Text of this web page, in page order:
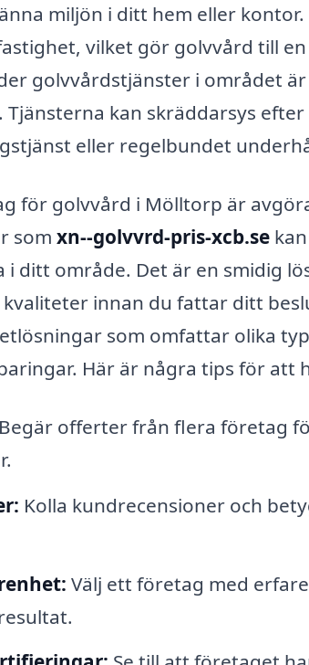
miljön i ditt hem eller
vilket gör golvvård till
golvvårdstjänster i området
kan skräddarsys
eller regelbundet
för golvvård i Mölltorp är
som xn--golvvrd-pris-xcb.se
i ditt område. Det är en smidig
innan du fattar ditt
som omfattar olika
Här är några tips för att
Begär offerter från flera företag
Kolla kundrecensioner och
Välj ett företag med